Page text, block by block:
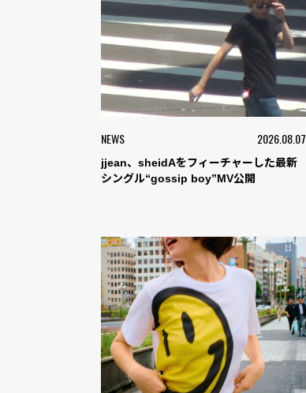
NEWS 2026.08.07
jjean、sheidAをフィーチャーした最新
シングル“gossip boy”MV公開